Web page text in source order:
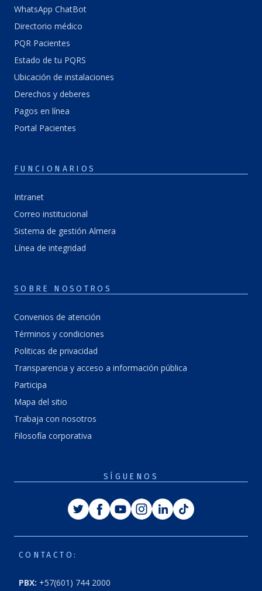
WhatsApp ChatBot
Directorio médico
PQR Pacientes
Estado de tu PQRS
Ubicación de instalaciones
Derechos y deberes
Pagos en línea
Portal Pacientes
FUNCIONARIOS
Intranet
Correo institucional
Sistema de gestión Almera
Línea de integridad
SOBRE NOSOTROS
Convenios de atención
Términos y condiciones
Politicas de privacidad
Transparencia y acceso a información pública
Participa
Mapa del sitio
Trabaja con nosotros
Filosofía corporativa
SÍGUENOS
TwitterFacebook
YoutubeInstagram
LinkedinTiktok
CONTACTO:
PBX: +57(601) 744 2000